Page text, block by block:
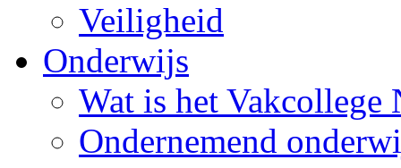
Veiligheid
Onderwijs
Wat is het Vakcollege
Ondernemend